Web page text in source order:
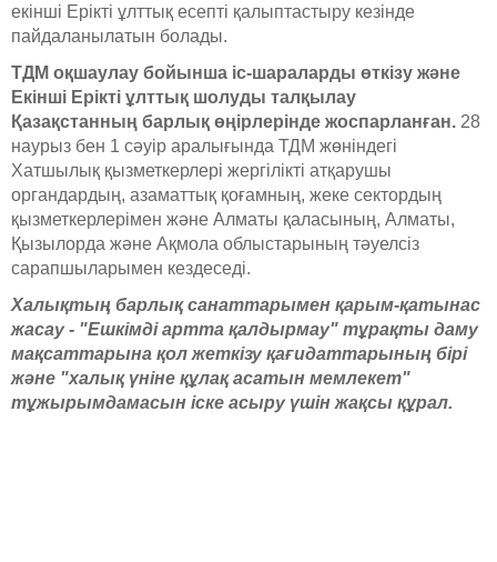
екінші Ерікті ұлттық есепті қалыптастыру кезінде
пайдаланылатын болады.
ТДМ оқшаулау бойынша іс-шараларды өткізу және
Екінші Ерікті ұлттық шолуды талқылау
Қазақстанның барлық өңірлерінде жоспарланған. 28
наурыз бен 1 сәуір аралығында ТДМ жөніндегі
Хатшылық қызметкерлері жергілікті атқарушы
органдардың, азаматтық қоғамның, жеке сектордың
қызметкерлерімен және Алматы қаласының, Алматы,
Қызылорда және Ақмола облыстарының тәуелсіз
сарапшыларымен кездеседі.
Халықтың барлық санаттарымен қарым-қатынас
жасау - "Ешкімді артта қалдырмау" тұрақты даму
мақсаттарына қол жеткізу қағидаттарының бірі
және "халық үніне құлақ асатын мемлекет"
тұжырымдамасын іске асыру үшін жақсы құрал.